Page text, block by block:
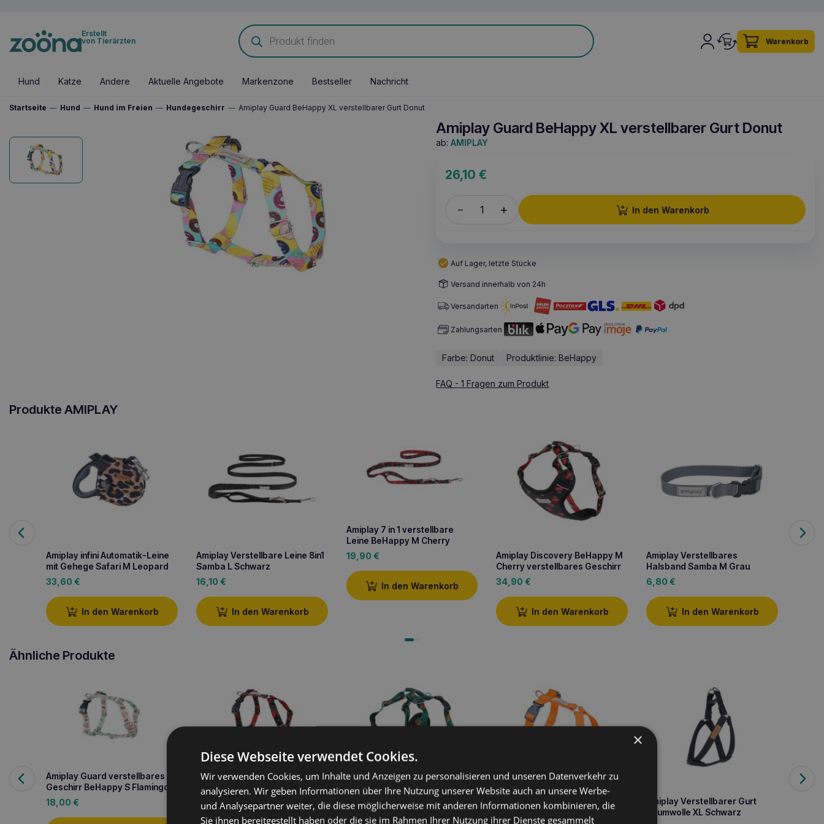
Erstellt
von Tierärzten
Products
search
Warenkorb
Hund Katze Andere Aktuelle Angebote Markenzone Bestseller Nachricht
Startseite — Hund — Hund im Freien — Hundegeschirr — Amiplay Guard BeHappy XL verstellbarer Gurt Donut
Amiplay Guard BeHappy XL verstellbarer Gurt Donut
ab: AMIPLAY
26,10€
– + In den Warenkorb
Auf Lager, letzte Stücke
Versand innerhalb von 24h
Versandarten
Zahlungsarten
Farbe: Donut Produktlinie: BeHappy
FAQ - 1 Fragen zum Produkt
Produkte AMIPLAY
Amiplay infini Automatik-Leine
mit Gehege Safari M Leopard
33,60 €
In den Warenkorb
Amiplay Verstellbare Leine 8in1
Samba L Schwarz
16,10 €
In den Warenkorb
Amiplay 7 in 1 verstellbare
Leine BeHappy M Cherry
19,90 €
In den Warenkorb
Amiplay Discovery BeHappy M
Cherry verstellbares Geschirr
34,90 €
In den Warenkorb
Amiplay Verstellbares
Halsband Samba M Grau
6,80 €
In den Warenkorb
Ähnliche Produkte
Amiplay Guard verstellbares
Geschirr BeHappy S Flamingo
18,00 €
Amiplay Guard verstellbares
Geschirr BeHappy L Cherry
23,40 €
Amiplay Discovery BeHappy S
Dschungel verstellbares
Amiplay Guard Samba
verstellbarer Gurt L Orange
Amiplay Verstellbarer Gurt
Baumwolle XL Schwarz
×
Diese Webseite verwendet Cookies.
Wir verwenden Cookies, um Inhalte und Anzeigen zu personalisieren und unseren Datenverkehr zu
analysieren. Wir geben Informationen über Ihre Nutzung unserer Website auch an unsere Werbe-
und Analysepartner weiter, die diese möglicherweise mit anderen Informationen kombinieren, die
Sie ihnen bereitgestellt haben oder die sie im Rahmen Ihrer Nutzung ihrer Dienste gesammelt